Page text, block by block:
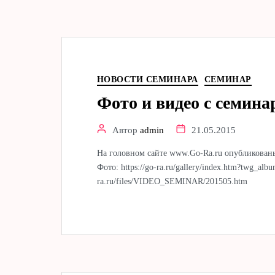
НОВОСТИ СЕМИНАРА СЕМИНАР
Фото и видео с
Автор admin 21.05.2015
На головном сайте www.Go-Ra.ru
Фото: https://go-ra.ru/gallery/
ra.ru/files/VIDEO_SEMINAR/201505.htm